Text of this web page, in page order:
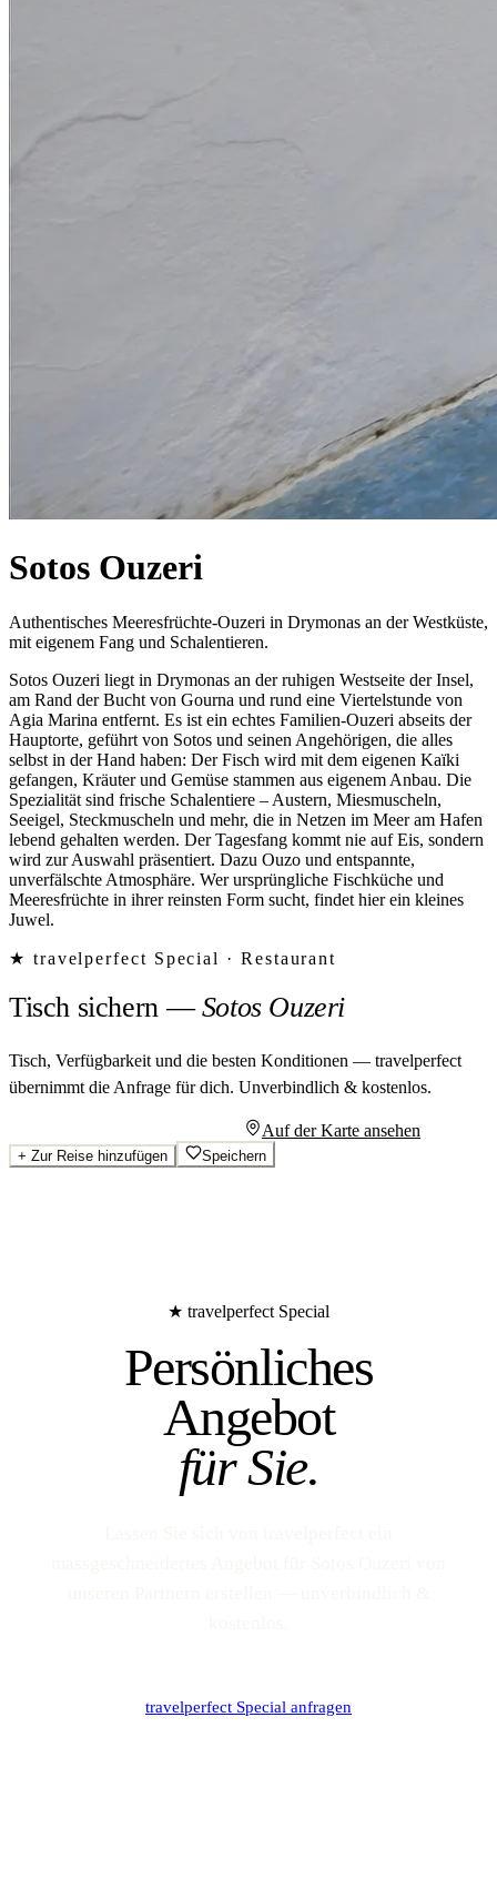
Sotos Ouzeri
Authentisches Meeresfrüchte-Ouzeri in Drymonas an der Westküste,
mit eigenem Fang und Schalentieren.
Sotos Ouzeri liegt in Drymonas an der ruhigen Westseite der Insel,
am Rand der Bucht von Gourna und rund eine Viertelstunde von
Agia Marina entfernt. Es ist ein echtes Familien-Ouzeri abseits der
Hauptorte, geführt von Sotos und seinen Angehörigen, die alles
selbst in der Hand haben: Der Fisch wird mit dem eigenen Kaïki
gefangen, Kräuter und Gemüse stammen aus eigenem Anbau. Die
Spezialität sind frische Schalentiere – Austern, Miesmuscheln,
Seeigel, Steckmuscheln und mehr, die in Netzen im Meer am Hafen
lebend gehalten werden. Der Tagesfang kommt nie auf Eis, sondern
wird zur Auswahl präsentiert. Dazu Ouzo und entspannte,
unverfälschte Atmosphäre. Wer ursprüngliche Fischküche und
Meeresfrüchte in ihrer reinsten Form sucht, findet hier ein kleines
Juwel.
★ travelperfect Special · Restaurant
Tisch sichern—Sotos Ouzeri
Tisch, Verfügbarkeit und die besten Konditionen — travelperfect
übernimmt die Anfrage für dich. Unverbindlich & kostenlos.
Auf der Karte ansehen
+ Zur Reise hinzufügen Speichern
★ travelperfect Special
Persönliches
Angebot
für Sie.
travelperfect Special anfragen